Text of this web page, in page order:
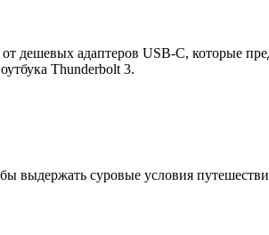
адаптеров USB-C, которые
Thunderbolt 3.
выдержать суровые условия